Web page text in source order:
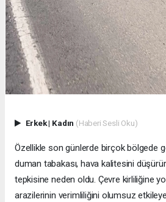
Erkek| Kadın (Haberi Sesli Oku)
Özellikle son günlerde birçok bölgede
duman tabakası, hava kalitesini
tepkisine neden oldu. Çevre kirliliğine
arazilerinin verimliliğini olumsuz